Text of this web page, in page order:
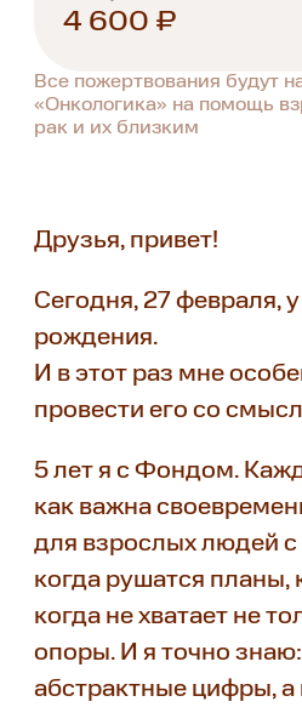
4 600 ₽
Все пожертвования будут
«Онкологика» на помощь
рак и их близким
Друзья, привет!
Сегодня, 27 февраля,
рождения.
И в этот раз мне
провести его со
5 лет я с Фондом.
как важна
для взрослых людей с
когда рушатся планы,
когда не хватает не
опоры. И я точно
абстрактные цифры, а